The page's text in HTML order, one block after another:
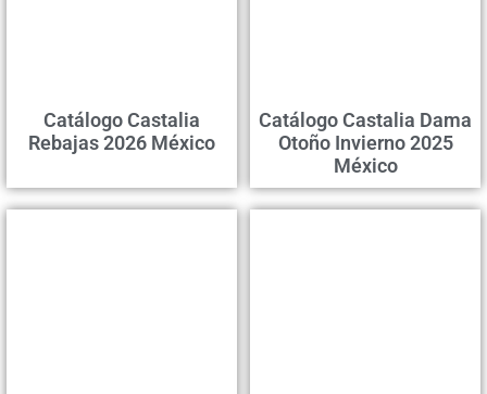
Catálogo Castalia
Rebajas 2026 México
Catálogo Castalia Dama
Otoño Invierno 2025
México